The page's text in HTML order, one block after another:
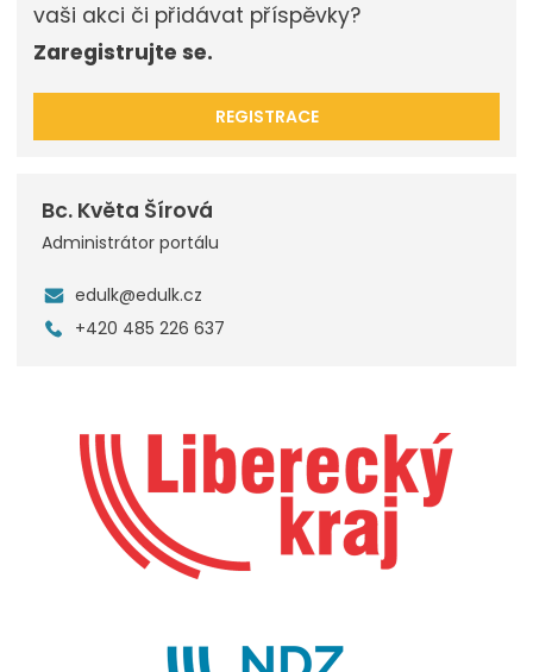
vaši akci či přidávat příspěvky?
Zaregistrujte se.
REGISTRACE
Bc. Květa Šírová
Administrátor portálu
edulk@edulk.cz
+420 485 226 637